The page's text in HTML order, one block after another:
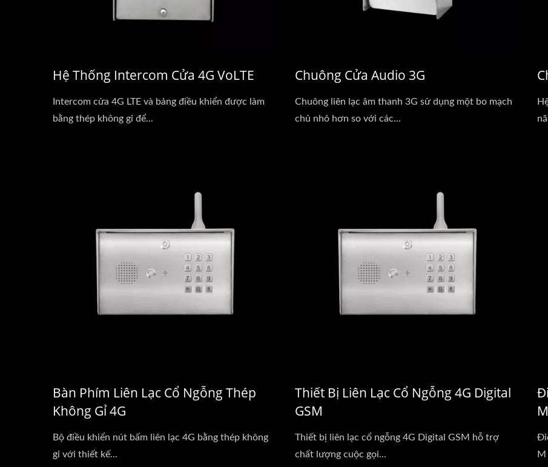
Hệ Thống Intercom Cửa 4G VoLTE
Intercom cửa 4G LTE và bảng điều khiển được làm
bằng thép không gỉ để...
Chuông Cửa Audio 3G
Chuông liên lạc âm thanh 3G sử dụng một bo mạch
chủ nhỏ hơn so với các...
Bàn Phím Liên Lạc Cổ Ngỗng Thép
Không Gỉ 4G
Bộ điều khiển nút bấm liên lạc 4G bằng thép không
gỉ với thiết kế...
Thiết Bị Liên Lạc Cổ Ngỗng 4G Digital
GSM
Thiết bị liên lạc cổ ngỗng 4G Digital GSM hỗ trợ
chất lượng cuộc gọi...
M